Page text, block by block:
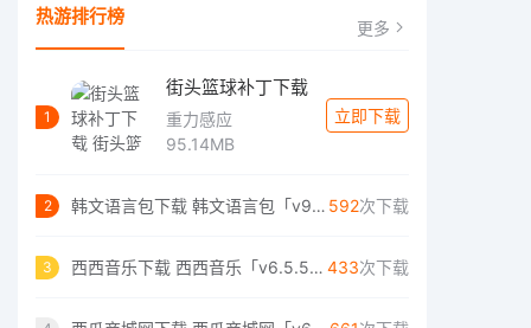
热游排行榜 更多
1
街头篮球补丁下载
重力感应
95.14MB
立即下载
2 韩文语言包下载 韩文语言包「v9.8」高清版 592次下载
3 西西音乐下载 西西音乐「v6.5.5」重制版 433次下载